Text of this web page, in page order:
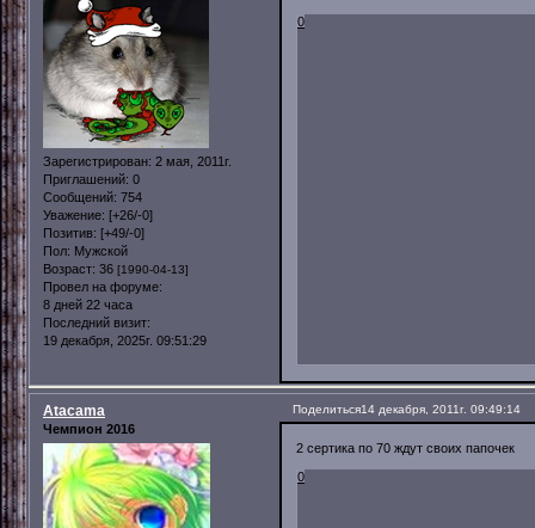
Зарегистрирован: 2 мая, 2011г.
Приглашений: 0
Сообщений: 754
Уважение: [+26/-0]
Позитив: [+49/-0]
Пол: Мужской
Возраст: 36 [1990-04-13]
Провел на форуме:
8 дней 22 часа
Последний визит:
19 декабря, 2025г. 09:51:29
0
Поделиться14 декабря, 2011г. 09:49:14
Atacama
Чемпион 2016
2 сертика по 70 ждут своих папочек
0